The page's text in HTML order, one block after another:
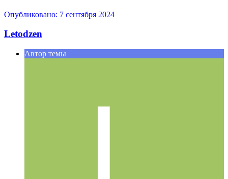
Опубликовано: 7 сентября 2024
Letodzen
Автор темы